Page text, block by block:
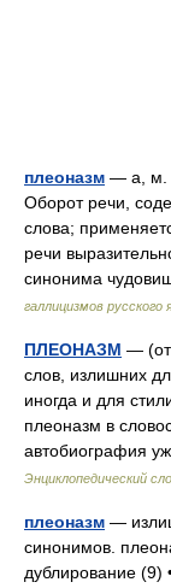
плеоназм — а, м.
Оборот речи,
слова;
речи
синонима
галлицизмов русского
ПЛЕОНАЗМ — (от
слов, излишних
иногда и для
плеоназм в
автобиография
Энциклопедический
плеоназм —
синонимов.
дублирование